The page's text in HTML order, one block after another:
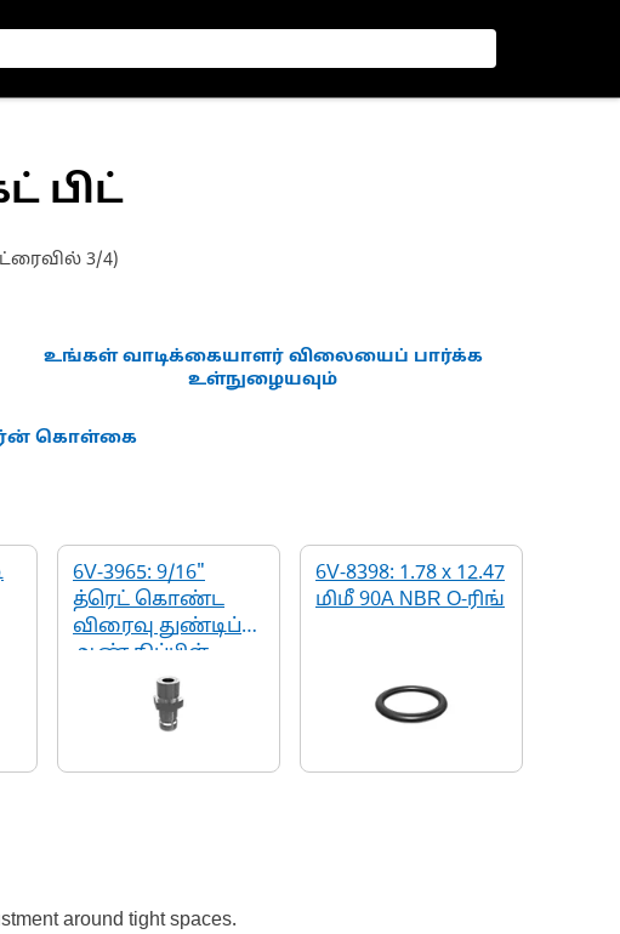
பிட்
3/4)
உங்கள் வாடிக்கையாளர் விலையைப் பார்க்க
உள்நுழையவும்
கொள்கை
6V-3965: 9/16"
த்ரெட் கொண்ட
விரைவு துண்டிப்பு
ஆண் நிப்பிள்
6V-8398: 1.78 x 12.47
மிமீ 90A NBR O-ரிங்
around tight spaces.